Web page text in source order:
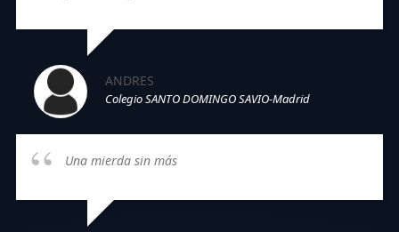
ANDRES
Colegio SANTO DOMINGO SAVIO-Madrid
Una mierda sin más